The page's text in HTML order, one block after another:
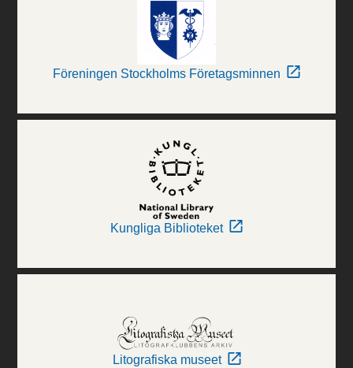
Föreningen Stockholms Företagsminnen
Kungliga Biblioteket
Litografiska museet